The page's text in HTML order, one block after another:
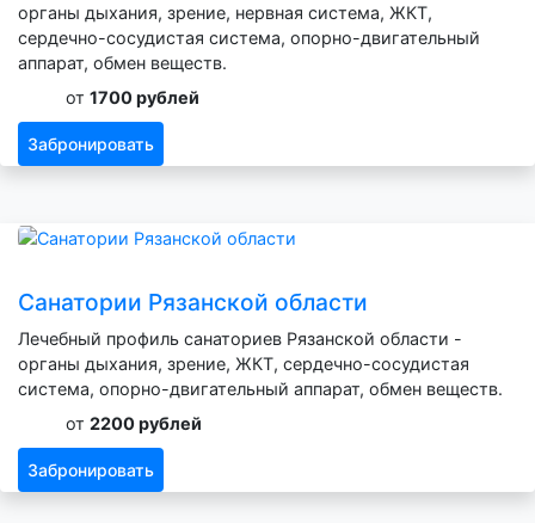
органы дыхания, зрение, нервная система, ЖКТ,
сердечно-сосудистая система, опорно-двигательный
аппарат, обмен веществ.
от 1700 рублей
Забронировать
Санатории Рязанской области
Лечебный профиль санаториев Рязанской области -
органы дыхания, зрение, ЖКТ, сердечно-сосудистая
система, опорно-двигательный аппарат, обмен веществ.
от 2200 рублей
Забронировать